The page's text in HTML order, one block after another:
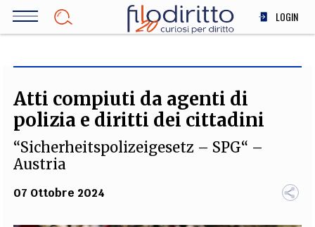
Salta
LOGIN
SOCIETÀ
MEDICINA
STORIA E FILOSOFIA
Atti compiuti da agenti di
polizia e diritti dei cittadini
“Sicherheitspolizeigesetz – SPG“ –
Austria
07 Ottobre 2024